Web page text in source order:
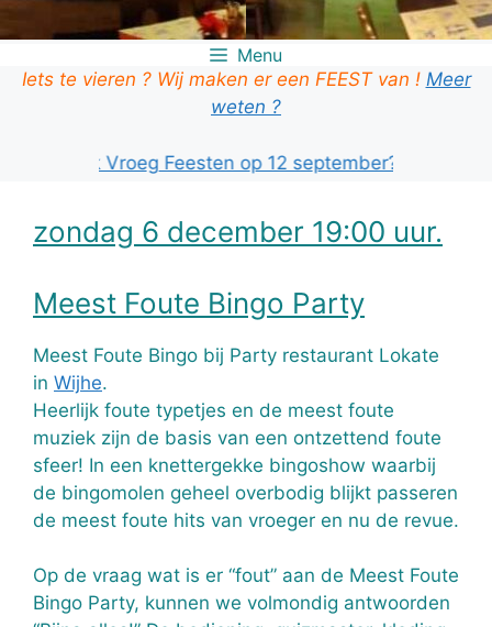
Menu
Iets te vieren ? Wij maken er een FEEST van ! Meer
weten ?
je ook Vroeg Feesten op 12 september? KLIK HIER!
zondag 6 december 19:00 uur.
Meest Foute Bingo Party
Meest Foute Bingo bij Party restaurant Lokate
in Wijhe.
Heerlijk foute typetjes en de meest foute
muziek zijn de basis van een ontzettend foute
sfeer! In een knettergekke bingoshow waarbij
de bingomolen geheel overbodig blijkt passeren
de meest foute hits van vroeger en nu de revue.
Op de vraag wat is er “fout” aan de Meest Foute
Bingo Party, kunnen we volmondig antwoorden